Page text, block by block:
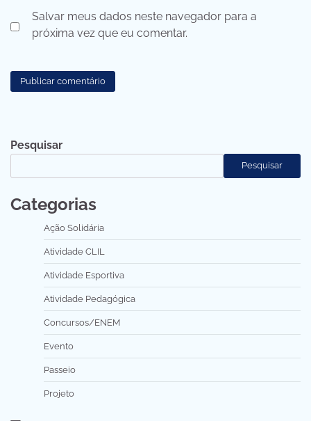
Salvar meus dados neste navegador para a
próxima vez que eu comentar.
Pesquisar
Pesquisar
Categorias
Ação Solidária
Atividade CLIL
Atividade Esportiva
Atividade Pedagógica
Concursos/ENEM
Evento
Passeio
Projeto